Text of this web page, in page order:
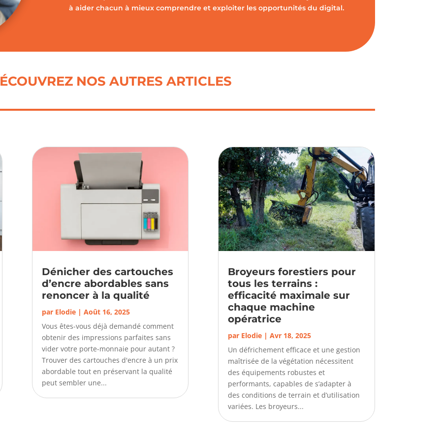
à aider chacun à mieux comprendre et exploiter les opportunités du digital.
NOS AUTRES ARTICLES
Dénicher des cartouches
d’encre abordables sans
renoncer à la qualité
par Elodie| Août 16, 2025
Vous êtes-vous déjà demandé comment
obtenir des impressions parfaites sans
vider votre porte-monnaie pour autant ?
Trouver des cartouches d'encre à un prix
abordable tout en préservant la qualité
peut sembler une...
Broyeurs forestiers pour
tous les terrains :
efficacité maximale sur
chaque machine
opératrice
par Elodie| Avr 18, 2025
Un défrichement efficace et une gestion
maîtrisée de la végétation nécessitent
des équipements robustes et
performants, capables de s’adapter à
des conditions de terrain et d’utilisation
variées. Les broyeurs...